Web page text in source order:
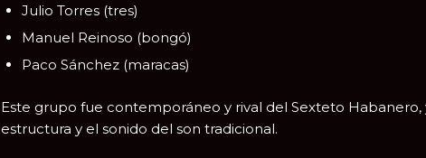
Julio Torres (tres)
Manuel Reinoso (bongó)
Paco Sánchez (maracas)
Este grupo fue contemporáneo y rival del Sexteto Habanero
estructura y el sonido del son tradicional.